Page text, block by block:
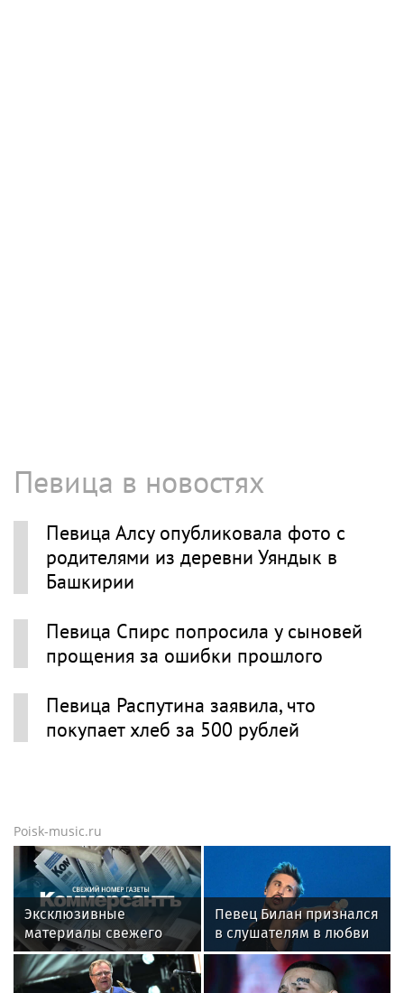
Певица в новостях
Певица Алсу опубликовала фото с
родителями из деревни Уяндык в
Башкирии
Певица Спирс попросила у сыновей
прощения за ошибки прошлого
Певица Распутина заявила, что
покупает хлеб за 500 рублей
Poisk-music.ru
Эксклюзивные
материалы свежего
номера газеты
«Коммерсантъ»:
Певец Билан признался
в слушателям в любви
после критики